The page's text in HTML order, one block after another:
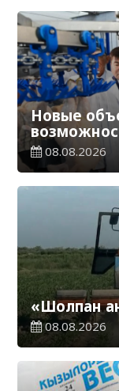
Новые
08.08.2026
«Шолпан
08.08.2026